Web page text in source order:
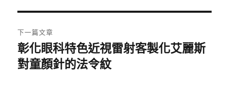
覽
文
章:
下一篇文章
下
一
彰化眼科特色近視雷射客製化艾麗斯
對童顏針的法令紋